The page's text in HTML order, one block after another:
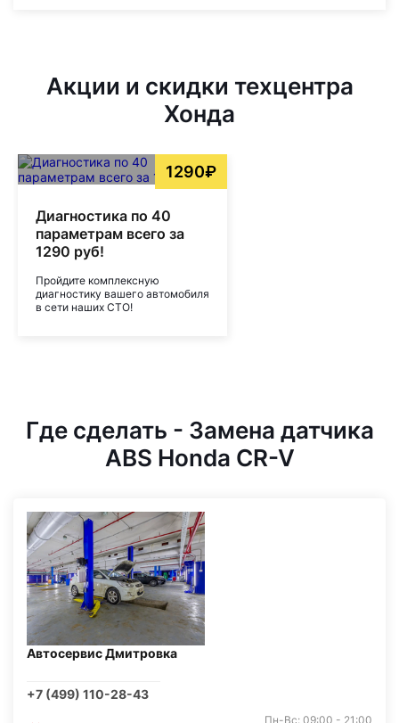
Акции и скидки техцентра
Хонда
1290₽
Диагностика по 40
параметрам всего за
1290 руб!
Пройдите комплексную
диагностику вашего автомобиля
в сети наших СТО!
Где сделать - Замена датчика
ABS Honda CR-V
Автосервис Дмитровка
+7 (499) 110-28-43
Пн-Вс: 09:00 - 21:00